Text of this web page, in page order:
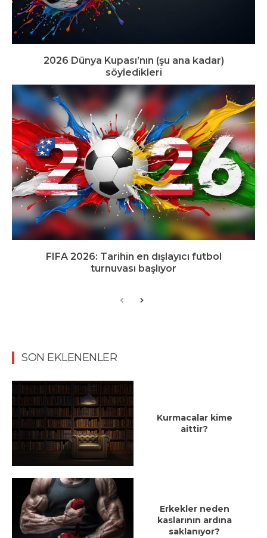
2026 Dünya Kupası’nın (şu ana kadar)
söyledikleri
FIFA 2026: Tarihin en dışlayıcı futbol
turnuvası başlıyor
SON EKLENENLER
Kurmacalar kime
aittir?
Erkekler neden
kaslarının ardına
saklanıyor?